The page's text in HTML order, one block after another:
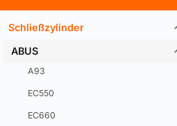
Schließzylinder
ABUS
A93
EC550
EC660